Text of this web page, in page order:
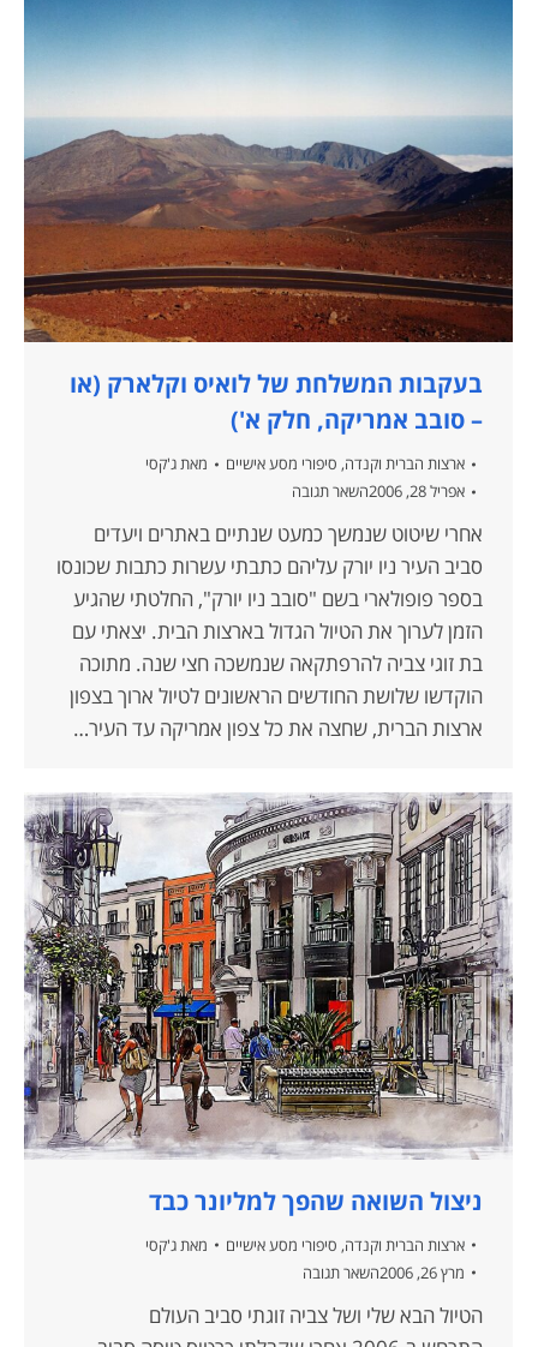
בעקבות המשלחת של לואיס וקלארק (או
– סובב אמריקה, חלק א')
ארצות הברית וקנדה, סיפורי מסע אישיים מאתג'קסי
אפריל 28, 2006
השאר תגובה
אחרי שיטוט שנמשך כמעט שנתיים באתרים ויעדים
סביב העיר ניו יורק עליהם כתבתי עשרות כתבות שכונסו
בספר פופולארי בשם "סובב ניו יורק", החלטתי שהגיע
הזמן לערוך את הטיול הגדול בארצות הבית. יצאתי עם
בת זוגי צביה להרפתקאה שנמשכה חצי שנה. מתוכה
הוקדשו שלושת החודשים הראשונים לטיול ארוך בצפון
ארצות הברית, שחצה את כל צפון אמריקה עד העיר…
ניצול השואה שהפך למליונר כבד
ארצות הברית וקנדה, סיפורי מסע אישיים מאת ג'קסי
מרץ 26, 2006
השאר תגובה
הטיול הבא שלי ושל צביה זוגתי סביב העולם